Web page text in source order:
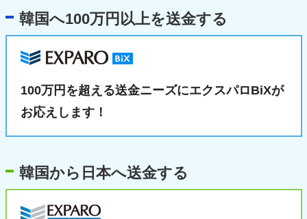
韓国へ100万円以上を送金する
100万円を超える送金ニーズにエクスパロBiXが
お応えします！
韓国から日本へ送金する